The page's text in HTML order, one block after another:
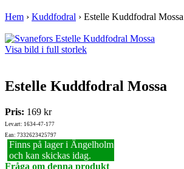
Hem › Kuddfodral › Estelle Kuddfodral Mossa
Visa bild i full storlek
Estelle Kuddfodral Mossa
Pris: 169 kr
Lev.art: 1634-47-177
Ean: 7332623425797
Finns på lager i Ängelholm
och kan skickas idag.
Fråga om denna produkt